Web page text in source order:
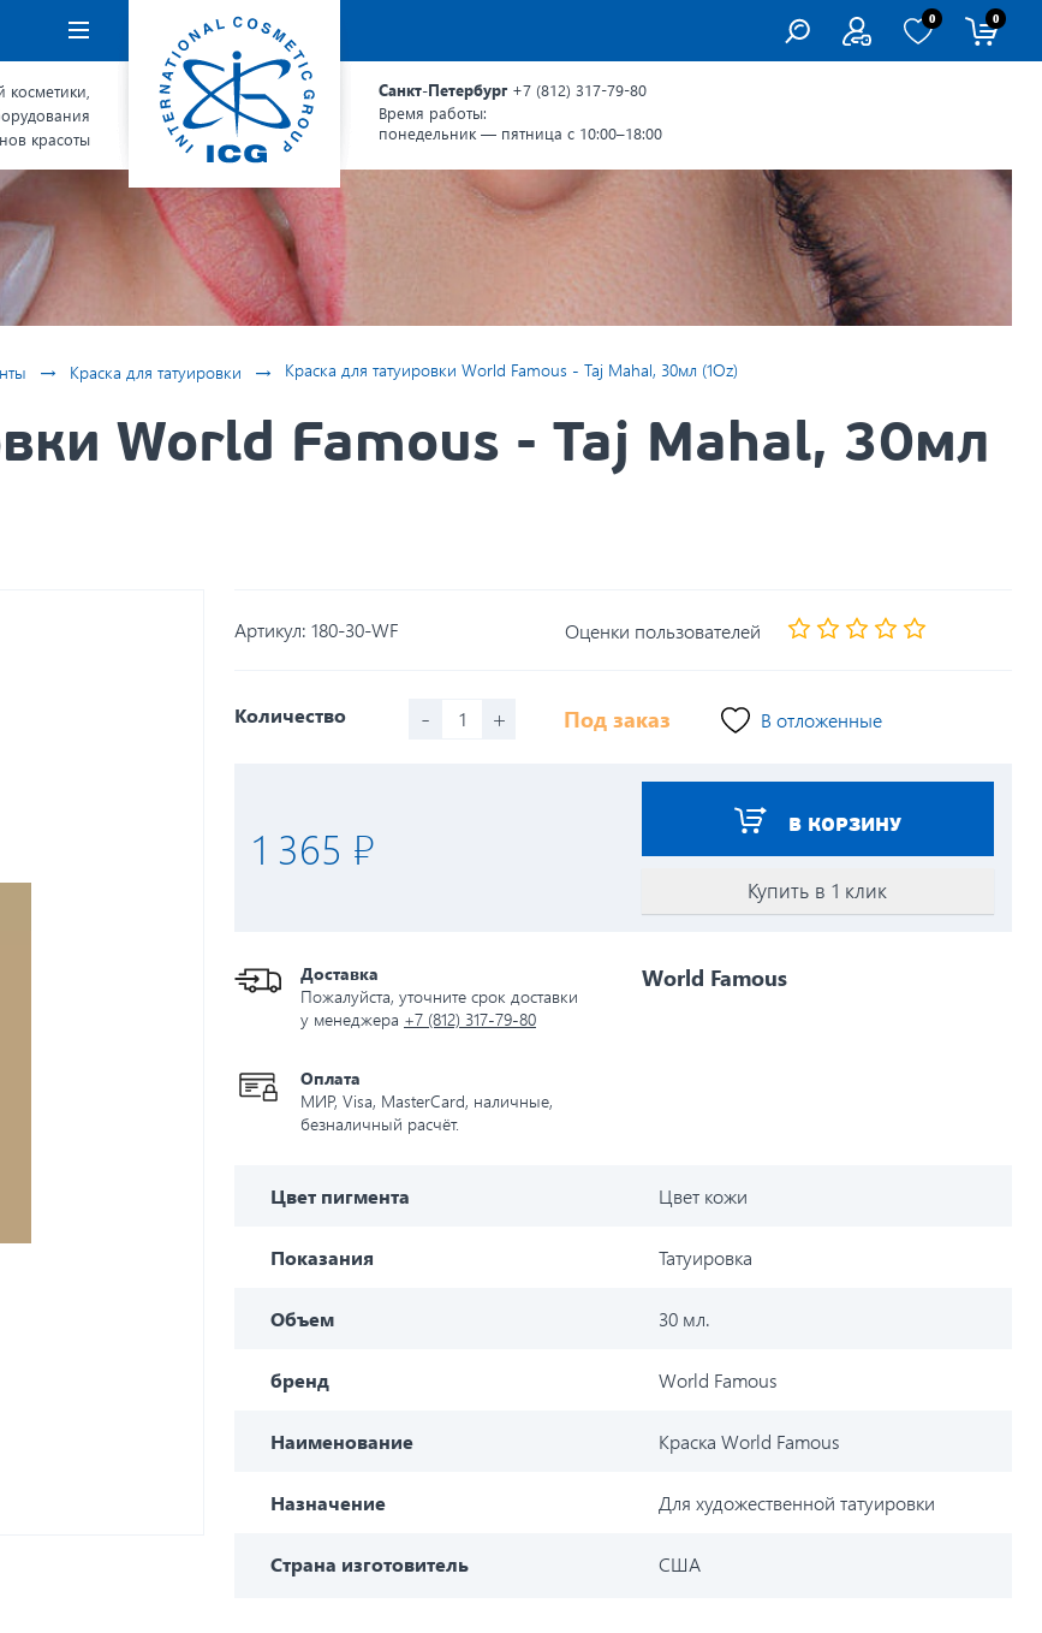
Навигация
0 0
красоты
Санкт-Петербург +7 (812) 317-79-80
Время работы:
понедельник — пятница с 10:00–18:00
→ Краска для татуировки → Краска для татуировки World Famous - Taj Mahal, 30мл (1Oz)
World Famous - Taj Mahal, 30мл
Артикул: 180-30-WF Оценки пользователей
Количество - + Под заказ В отложенные
1 365 ₽ В КОРЗИНУ
Купить в 1 клик
Доставка
Пожалуйста, уточните срок доставки
у менеджера +7 (812) 317-79-80
Оплата
МИР, Visa, MasterCard, наличные,
безналичный расчёт.
World Famous
Цвет пигмента Цвет кожи
Показания Татуировка
Объем 30 мл.
бренд World Famous
Наименование Краска World Famous
Назначение Для художественной татуировки
Страна изготовитель США